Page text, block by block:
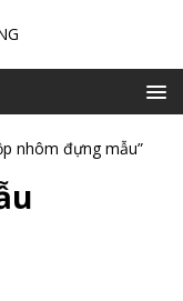
nhôm đựng mẫu”